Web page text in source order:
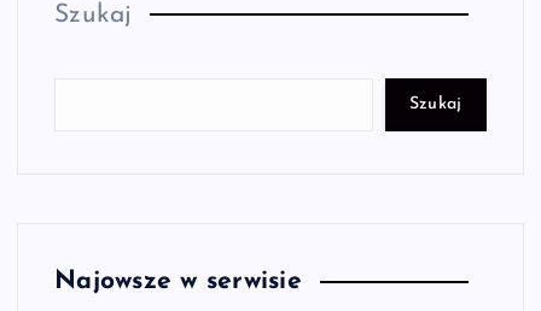
Szukaj
Szukaj
Najowsze w serwisie